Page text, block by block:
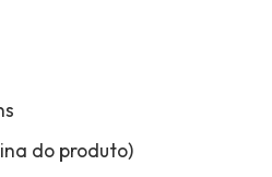
do produto)